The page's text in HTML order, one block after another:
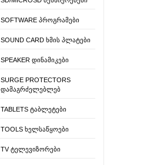
SOFTWARE ᲞᲠᲝᲒᲠᲐᲛᲔᲑᲘ
SOUND CARD ᲮᲛᲘᲡ ᲞᲚᲐᲢᲔᲑᲘ
SPEAKER ᲓᲘᲜᲐᲛᲘᲙᲔᲑᲘ
SURGE PROTECTORS
ᲓᲐᲛᲐᲒᲠᲫᲔᲚᲔᲑᲚᲔᲑ
TABLETS ᲢᲐᲑᲚᲔᲢᲔᲑᲘ
TOOLS ᲮᲔᲚᲡᲐᲬᲧᲝᲔᲑᲘ
TV ᲢᲔᲚᲔᲕᲘᲖᲝᲠᲔᲑᲘ